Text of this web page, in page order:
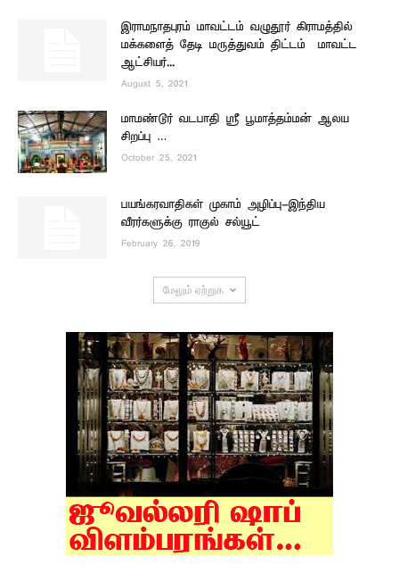
இராமநாதபுரம் மாவட்டம் வழுதூர் கிராமத்தில்
மக்களைத் தேடி மருத்துவம் திட்டம் – மாவட்ட
ஆட்சியர்...
August 5, 2021
மாமண்டூர் வடபாதி ஸ்ரீ பூமாத்தம்மன் ஆலய
சிறப்பு …
October 25, 2021
பயங்கரவாதிகள் முகாம் அழிப்பு-இந்திய
வீரர்களுக்கு ராகுல் சல்யூட்
February 26, 2019
மேலும் ஏற்றுக